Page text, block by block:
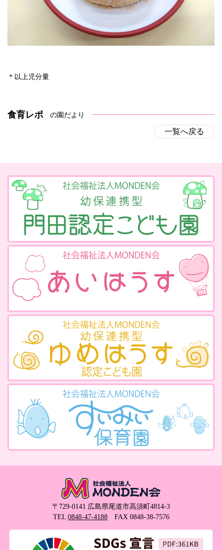
＊以上児分量
食育レポ の園だより
一覧へ戻る
〒729-0141 広島県尾道市高須町4814-3
TEL 0848-47-4188FAX 0848-38-7576